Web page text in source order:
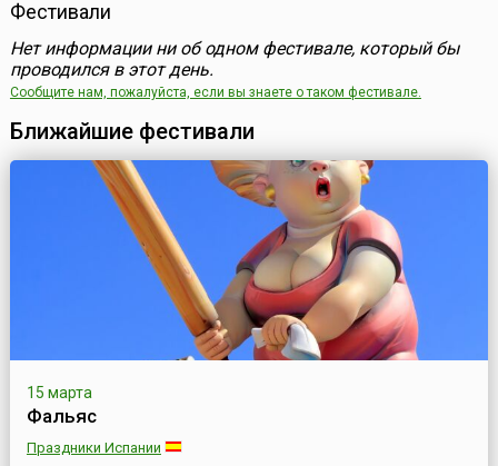
Фестивали
Нет информации ни об одном фестивале, который бы
проводился в этот день.
Сообщите нам, пожалуйста, если вы знаете о таком фестивале.
Ближайшие фестивали
15 марта
Фальяс
Праздники Испании